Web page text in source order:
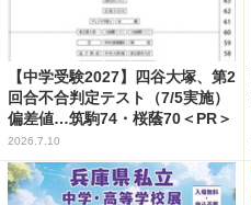
【中学受験2027】四谷大塚、第2
回合不合判定テスト（7/5実施）
偏差値…筑駒74・桜蔭70＜PR＞
2026.7.10